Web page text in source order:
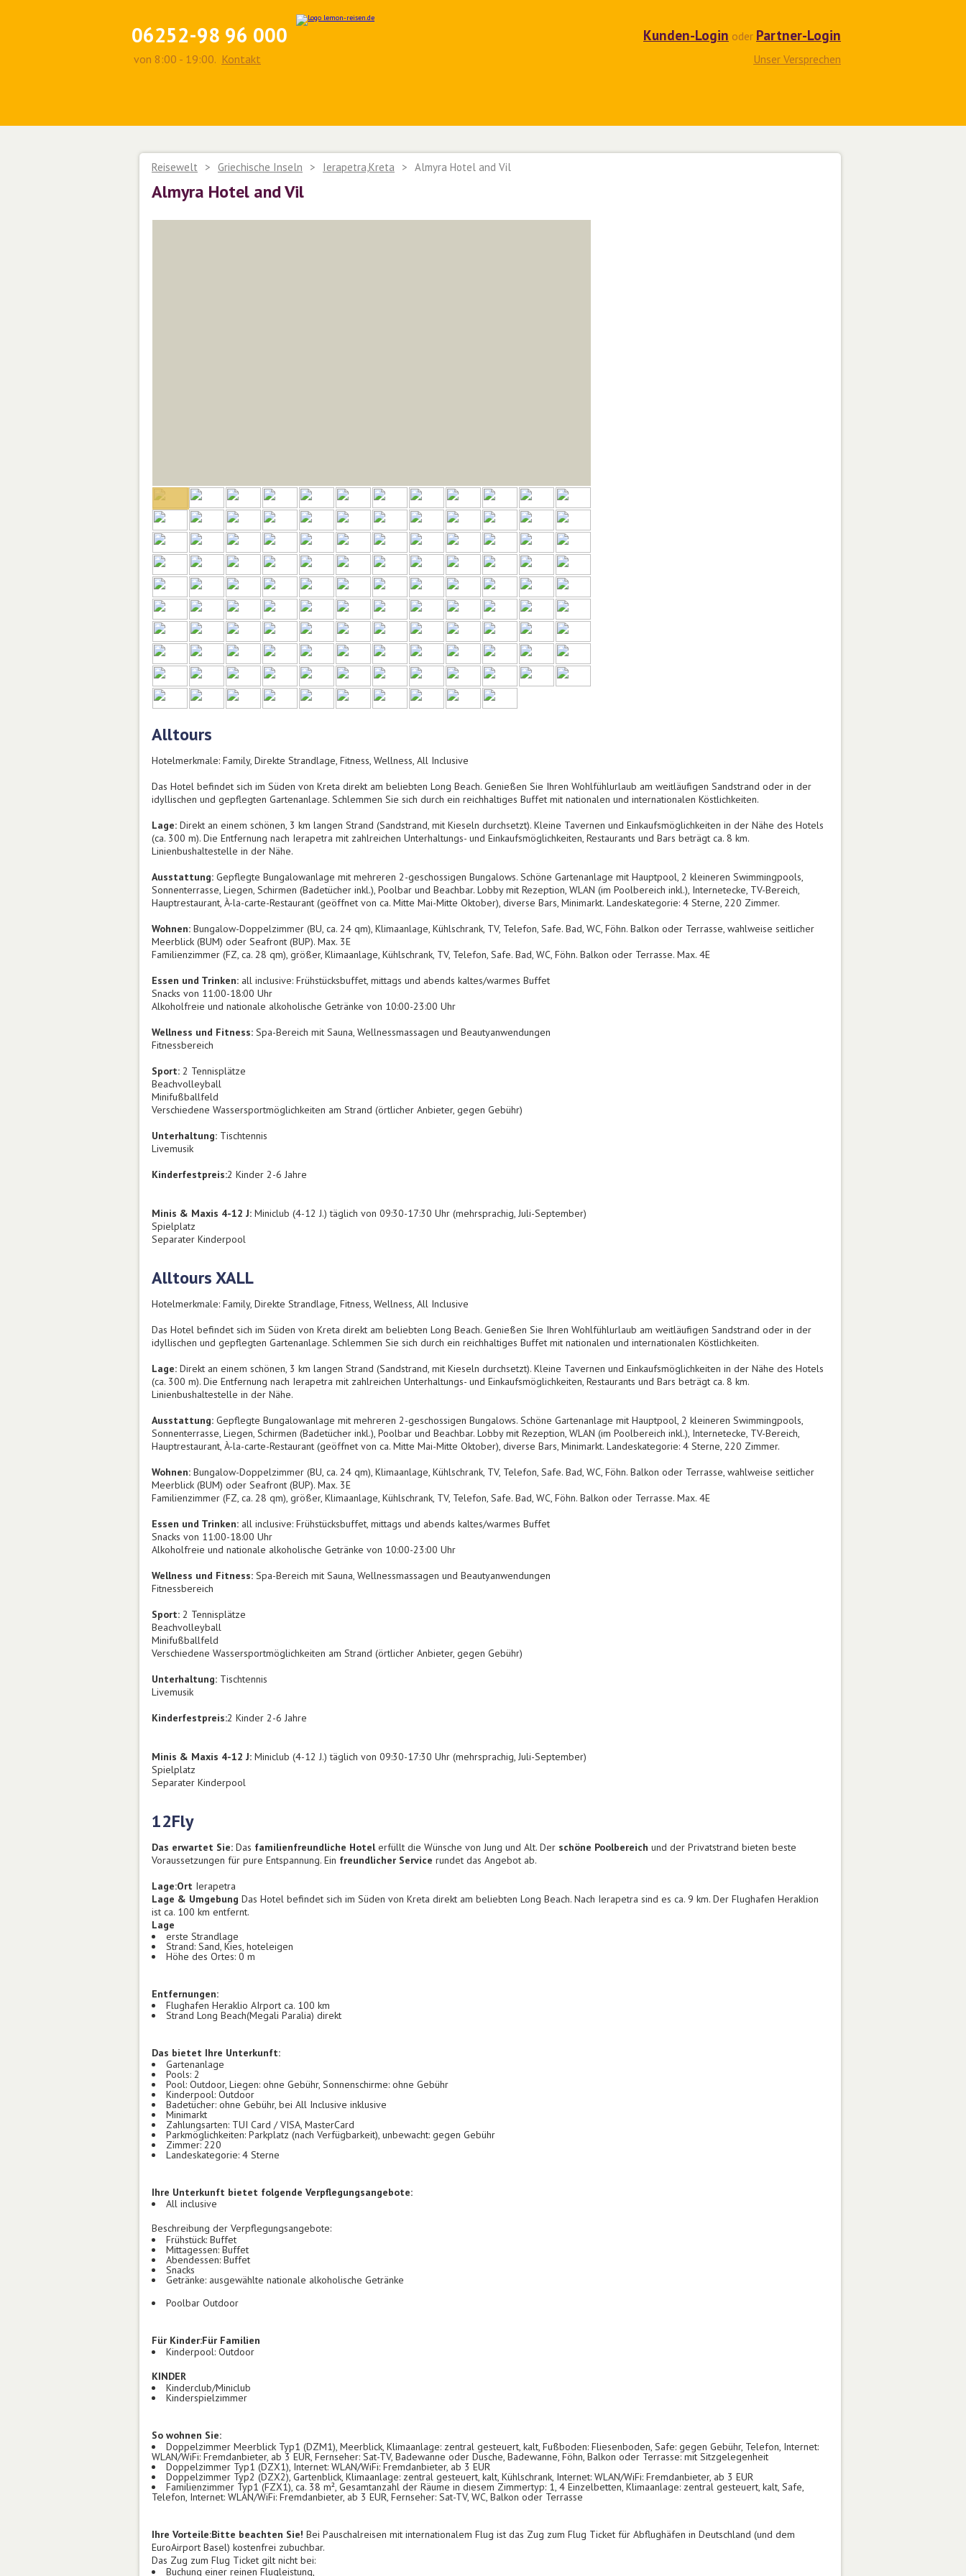
06252-98 96 000
von 8:00 - 19:00. Kontakt
Kunden-Login oder Partner-Login
Unser Versprechen
Reisewelt > Griechische Inseln > Ierapetra,Kreta > Almyra Hotel and Vil
Almyra Hotel and Vil
Alltours
Hotelmerkmale: Family, Direkte Strandlage, Fitness, Wellness, All Inclusive
Das Hotel befindet sich im Süden von Kreta direkt am beliebten Long Beach. Genießen Sie Ihren Wohlfühlurlaub am weitläufigen Sandstrand oder in der
idyllischen und gepflegten Gartenanlage. Schlemmen Sie sich durch ein reichhaltiges Buffet mit nationalen und internationalen Köstlichkeiten.
Lage: Direkt an einem schönen, 3 km langen Strand (Sandstrand, mit Kieseln durchsetzt). Kleine Tavernen und Einkaufsmöglichkeiten in der Nähe des Hotels
(ca. 300 m). Die Entfernung nach Ierapetra mit zahlreichen Unterhaltungs- und Einkaufsmöglichkeiten, Restaurants und Bars beträgt ca. 8 km.
Linienbushaltestelle in der Nähe.
Ausstattung: Gepflegte Bungalowanlage mit mehreren 2-geschossigen Bungalows. Schöne Gartenanlage mit Hauptpool, 2 kleineren Swimmingpools,
Sonnenterrasse, Liegen, Schirmen (Badetücher inkl.), Poolbar und Beachbar. Lobby mit Rezeption, WLAN (im Poolbereich inkl.), Internetecke, TV-Bereich,
Hauptrestaurant, À-la-carte-Restaurant (geöffnet von ca. Mitte Mai-Mitte Oktober), diverse Bars, Minimarkt. Landeskategorie: 4 Sterne, 220 Zimmer.
Wohnen: Bungalow-Doppelzimmer (BU, ca. 24 qm), Klimaanlage, Kühlschrank, TV, Telefon, Safe. Bad, WC, Föhn. Balkon oder Terrasse, wahlweise seitlicher
Meerblick (BUM) oder Seafront (BUP). Max. 3E
Familienzimmer (FZ, ca. 28 qm), größer, Klimaanlage, Kühlschrank, TV, Telefon, Safe. Bad, WC, Föhn. Balkon oder Terrasse. Max. 4E
Essen und Trinken: all inclusive: Frühstücksbuffet, mittags und abends kaltes/warmes Buffet
Snacks von 11:00-18:00 Uhr
Alkoholfreie und nationale alkoholische Getränke von 10:00-23:00 Uhr
Wellness und Fitness: Spa-Bereich mit Sauna, Wellnessmassagen und Beautyanwendungen
Fitnessbereich
Sport: 2 Tennisplätze
Beachvolleyball
Minifußballfeld
Verschiedene Wassersportmöglichkeiten am Strand (örtlicher Anbieter, gegen Gebühr)
Unterhaltung: Tischtennis
Livemusik
Kinderfestpreis:2 Kinder 2-6 Jahre
Minis & Maxis 4-12 J: Miniclub (4-12 J.) täglich von 09:30-17:30 Uhr (mehrsprachig, Juli-September)
Spielplatz
Separater Kinderpool
Alltours XALL
Hotelmerkmale: Family, Direkte Strandlage, Fitness, Wellness, All Inclusive
Das Hotel befindet sich im Süden von Kreta direkt am beliebten Long Beach. Genießen Sie Ihren Wohlfühlurlaub am weitläufigen Sandstrand oder in der
idyllischen und gepflegten Gartenanlage. Schlemmen Sie sich durch ein reichhaltiges Buffet mit nationalen und internationalen Köstlichkeiten.
Lage: Direkt an einem schönen, 3 km langen Strand (Sandstrand, mit Kieseln durchsetzt). Kleine Tavernen und Einkaufsmöglichkeiten in der Nähe des Hotels
(ca. 300 m). Die Entfernung nach Ierapetra mit zahlreichen Unterhaltungs- und Einkaufsmöglichkeiten, Restaurants und Bars beträgt ca. 8 km.
Linienbushaltestelle in der Nähe.
Ausstattung: Gepflegte Bungalowanlage mit mehreren 2-geschossigen Bungalows. Schöne Gartenanlage mit Hauptpool, 2 kleineren Swimmingpools,
Sonnenterrasse, Liegen, Schirmen (Badetücher inkl.), Poolbar und Beachbar. Lobby mit Rezeption, WLAN (im Poolbereich inkl.), Internetecke, TV-Bereich,
Hauptrestaurant, À-la-carte-Restaurant (geöffnet von ca. Mitte Mai-Mitte Oktober), diverse Bars, Minimarkt. Landeskategorie: 4 Sterne, 220 Zimmer.
Wohnen: Bungalow-Doppelzimmer (BU, ca. 24 qm), Klimaanlage, Kühlschrank, TV, Telefon, Safe. Bad, WC, Föhn. Balkon oder Terrasse, wahlweise seitlicher
Meerblick (BUM) oder Seafront (BUP). Max. 3E
Familienzimmer (FZ, ca. 28 qm), größer, Klimaanlage, Kühlschrank, TV, Telefon, Safe. Bad, WC, Föhn. Balkon oder Terrasse. Max. 4E
Essen und Trinken: all inclusive: Frühstücksbuffet, mittags und abends kaltes/warmes Buffet
Snacks von 11:00-18:00 Uhr
Alkoholfreie und nationale alkoholische Getränke von 10:00-23:00 Uhr
Wellness und Fitness: Spa-Bereich mit Sauna, Wellnessmassagen und Beautyanwendungen
Fitnessbereich
Sport: 2 Tennisplätze
Beachvolleyball
Minifußballfeld
Verschiedene Wassersportmöglichkeiten am Strand (örtlicher Anbieter, gegen Gebühr)
Unterhaltung: Tischtennis
Livemusik
Kinderfestpreis:2 Kinder 2-6 Jahre
Minis & Maxis 4-12 J: Miniclub (4-12 J.) täglich von 09:30-17:30 Uhr (mehrsprachig, Juli-September)
Spielplatz
Separater Kinderpool
12Fly
Das erwartet Sie: Das familienfreundliche Hotelerfüllt die Wünsche von Jung und Alt. Der schöne Poolbereich und der Privatstrand bieten beste
Voraussetzungen für pure Entspannung. Ein freundlicher Service rundet das Angebot ab.
Lage:Ort Ierapetra
Lage & Umgebung Das Hotel befindet sich im Süden von Kreta direkt am beliebten Long Beach. Nach Ierapetra sind es ca. 9 km. Der Flughafen Heraklion
ist ca. 100 km entfernt.
Lage
erste Strandlage
Strand: Sand, Kies, hoteleigen
Höhe des Ortes: 0 m
Entfernungen:
Flughafen Heraklio AIrport ca. 100 km
Strand Long Beach(Megali Paralia) direkt
Das bietet Ihre Unterkunft:
Gartenanlage
Pools: 2
Pool: Outdoor, Liegen: ohne Gebühr, Sonnenschirme: ohne Gebühr
Kinderpool: Outdoor
Badetücher: ohne Gebühr, bei All Inclusive inklusive
Minimarkt
Zahlungsarten: TUI Card / VISA, MasterCard
Parkmöglichkeiten: Parkplatz (nach Verfügbarkeit), unbewacht: gegen Gebühr
Zimmer: 220
Landeskategorie: 4 Sterne
Ihre Unterkunft bietet folgende Verpflegungsangebote:
All inclusive
Beschreibung der Verpflegungsangebote:
Frühstück: Buffet
Mittagessen: Buffet
Abendessen: Buffet
Snacks
Getränke: ausgewählte nationale alkoholische Getränke
Poolbar Outdoor
Für Kinder:Für Familien
Kinderpool: Outdoor
KINDER
Kinderclub/Miniclub
Kinderspielzimmer
So wohnen Sie:
Doppelzimmer Meerblick Typ1 (DZM1), Meerblick, Klimaanlage: zentral gesteuert, kalt, Fußboden: Fliesenboden, Safe: gegen Gebühr, Telefon, Internet:
WLAN/WiFi: Fremdanbieter, ab 3 EUR, Fernseher: Sat-TV, Badewanne oder Dusche, Badewanne, Föhn, Balkon oder Terrasse: mit Sitzgelegenheit
Doppelzimmer Typ1 (DZX1), Internet: WLAN/WiFi: Fremdanbieter, ab 3 EUR
Doppelzimmer Typ2 (DZX2), Gartenblick, Klimaanlage: zentral gesteuert, kalt, Kühlschrank, Internet: WLAN/WiFi: Fremdanbieter, ab 3 EUR
Familienzimmer Typ1 (FZX1), ca. 38 m², Gesamtanzahl der Räume in diesem Zimmertyp: 1, 4 Einzelbetten, Klimaanlage: zentral gesteuert, kalt, Safe,
Telefon, Internet: WLAN/WiFi: Fremdanbieter, ab 3 EUR, Fernseher: Sat-TV, WC, Balkon oder Terrasse
Ihre Vorteile:Bitte beachten Sie! Bei Pauschalreisen mit internationalem Flug ist das Zug zum Flug Ticket für Abflughäfen in Deutschland (und dem
EuroAirport Basel) kostenfrei zubuchbar.
Das Zug zum Flug Ticket gilt nicht bei:
Buchung einer reinen Flugleistung,